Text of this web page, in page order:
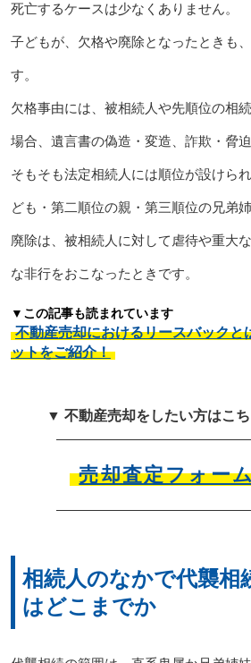
死亡するケースは少なくありません。
子どもが、欠格や廃除となったときも
す。
欠格事由には、被相続人や先順位の相
場合、遺言書の偽造・変造、詐欺・脅
そもそも法定相続人には順位が設けら
ども・第二順位の親・第三順位の兄弟
廃除は、被相続人に対して虐待や重大
な非行をおこなったときです。
▼この記事も読まれています
不動産売却におけるリースバックと
ットをご紹介！
▼ 不動産売却をしたい方はこ
売却査定フォー
相続人のなかで代襲相
はどこまでか